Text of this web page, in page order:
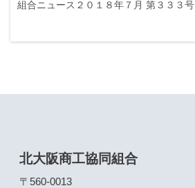
組合ニュース２０１８年７月 第３３３号
北大阪商工協同組合
〒560-0013